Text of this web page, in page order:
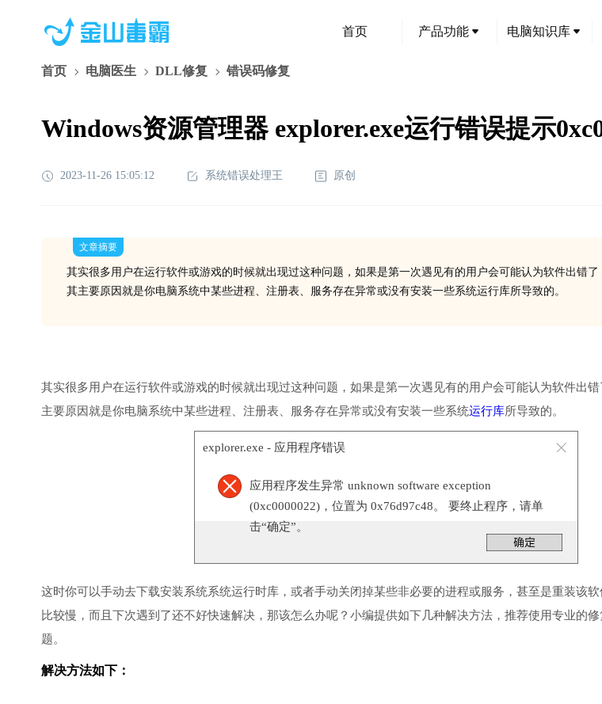
首页 产品功能 电脑知识库
首页 电脑医生 DLL修复 错误码修复
Windows资源管理器 explorer.exe运行错误提示
2023-11-26 15:05:12 系统错误处理王 原创
文章摘要
其实很多用户在运行软件或游戏的时候就出现过这种问题，如果是第一次遇见有的用户会可能认为软件出错了
其主要原因就是你电脑系统中某些进程、注册表、服务存在异常或没有安装一些系统运行库所导致的。
其实很多用户在运行软件或游戏的时候就出现过这种问题，如果是第一次遇见有的用户会可能认为软件出
主要原因就是你电脑系统中某些进程、注册表、服务存在异常或没有安装一些系统运行库所导致的。
explorer.exe - 应用程序错误
应用程序发生异常 unknown software exception
(0xc0000022)，位置为 0x76d97c48。 要终止程序，请单
击“确定”。
这时你可以手动去下载安装系统系统运行时库，或者手动关闭掉某些非必要的进程或服务，甚至是重装该
比较慢，而且下次遇到了还不好快速解决，那该怎么办呢？小编提供如下几种解决方法，推荐使用专业的
题。
解决方法如下：